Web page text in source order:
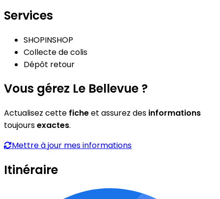
Services
SHOPINSHOP
Collecte de colis
Dépôt retour
Vous gérez Le Bellevue ?
Actualisez cette ficheet assurez des informations
toujoursexactes.
Mettre à jour mes informations
Itinéraire